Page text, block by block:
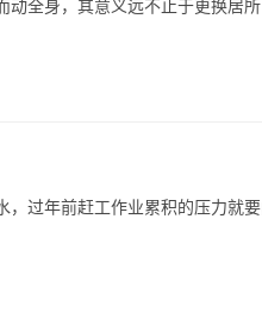
全身，其意义远不止于更换居
过年前赶工作业累积的压力就